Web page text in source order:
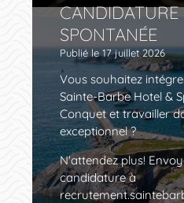
CANDIDATURE
SPONTANÉE
Publié le17 juillet 2026
Vous souhaitez
Sainte-Barbe Hotel &
Conquet et travailler
exceptionnel ?
N'attendez plus!
candidature à